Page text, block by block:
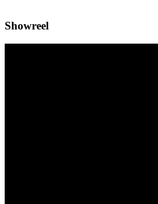
Showreel